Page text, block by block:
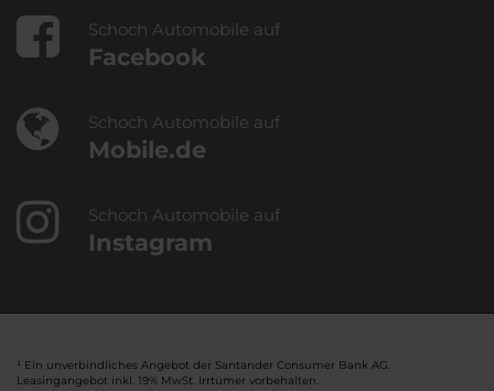
Schoch Automobile auf
Facebook
Schoch Automobile auf
Mobile.de
Schoch Automobile auf
Instagram
¹ Ein unverbindliches Angebot der Santander Consumer Bank AG.
Leasingangebot inkl. 19% MwSt. Irrtümer vorbehalten.